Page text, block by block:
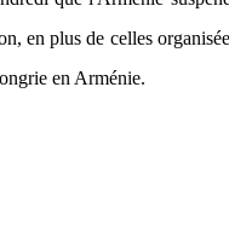
en plus de celles
en Arménie.